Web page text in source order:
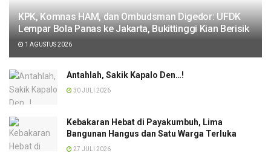
KPK, Komnas HAM, dan Ombudsman Digedor: UFDK
Lempar Bola Panas ke Jakarta, Bukittinggi Kian Berisik
1 AGUSTUS 2026
Antahlah, Sakik Kapalo Den…!
30 JULI 2026
Kebakaran Hebat di Payakumbuh, Lima
Bangunan Hangus dan Satu Warga Terluka
27 JULI 2026